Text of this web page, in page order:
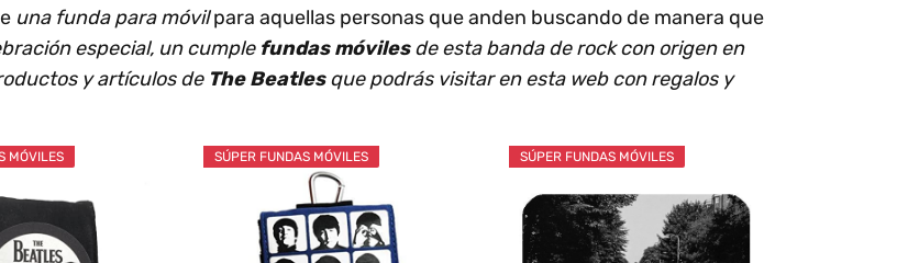
una funda para móvilpara aquellas personas que anden buscando de manera que
especial, un cumple fundas móvilesde esta banda de rock con origen en
y artículos de The Beatlesque podrás visitar en esta web con regalos y
MÓVILES SÚPER FUNDAS MÓVILES SÚPER FUNDAS MÓVILES